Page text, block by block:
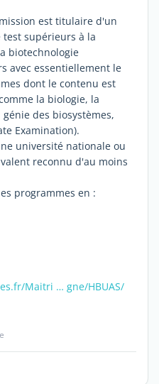
est titulaire d'un
test supérieurs à la
biotechnologie
avec essentiellement le
dont le contenu est
la biologie, la
des biosystèmes,
Examination).
université nationale ou
reconnu d'au moins
programmes en :
Maitri … gne/HBUAS/